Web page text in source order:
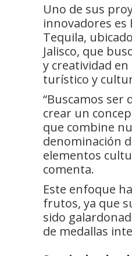
Uno de sus
innovadores es
Tequila,
Jalisco, que
y creatividad
turístico y
“Buscamos ser
crear un
que combine
denominación
elementos
comenta.
Este enfoque
frutos, ya que
sido
de medallas